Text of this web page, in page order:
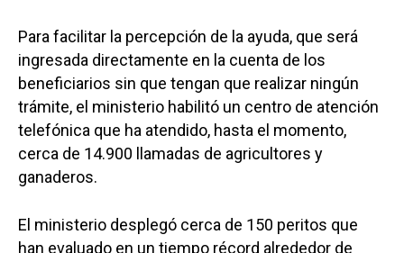
Para facilitar la percepción de la ayuda, que será
ingresada directamente en la cuenta de los
beneficiarios sin que tengan que realizar ningún
trámite, el ministerio habilitó un centro de atención
telefónica que ha atendido, hasta el momento,
cerca de 14.900 llamadas de agricultores y
ganaderos.
El ministerio desplegó cerca de 150 peritos que
han evaluado en un tiempo récord alrededor de